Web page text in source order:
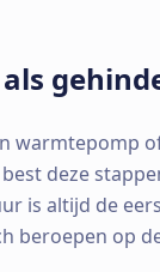
warmtepomp
deze
is altijd de
beroepen op